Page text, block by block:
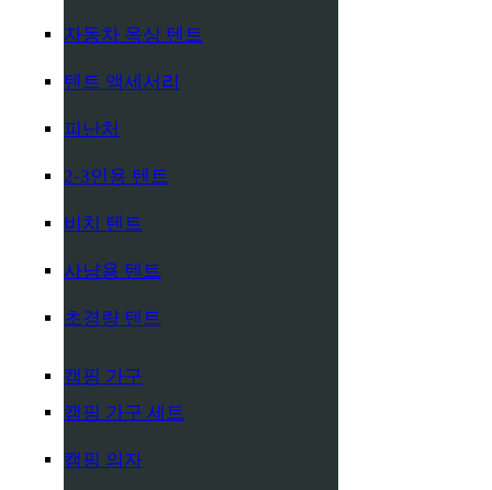
자동차 옥상 텐트
텐트 액세서리
피난처
2-3인용 텐트
비치 텐트
사냥용 텐트
초경량 텐트
캠핑 가구
캠핑 가구 세트
캠핑 의자